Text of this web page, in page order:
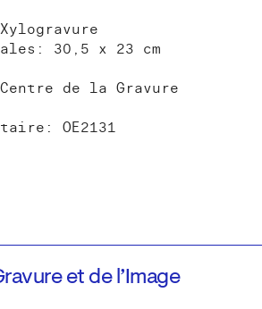
30,5 x 23 cm
de la Gravure
OE2131
et de l’Image